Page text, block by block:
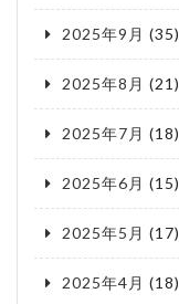
2025年9月 (35)
2025年8月 (21)
2025年7月 (18)
2025年6月 (15)
2025年5月 (17)
2025年4月 (18)